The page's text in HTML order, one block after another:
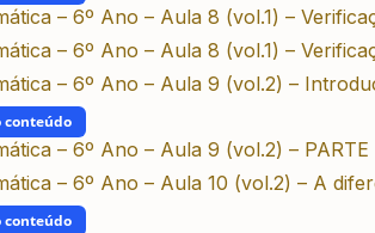
– 6º Ano – Aula 8 (vol.1) –
– 6º Ano – Aula 8 (vol.1) –
– 6º Ano – Aula 9 (vol.2) –
conteúdo
– 6º Ano – Aula 9 (vol.2) – PARTE
– 6º Ano – Aula 10 (vol.2) – A
conteúdo